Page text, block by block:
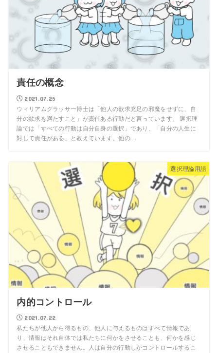
責任の概念
2021.07.25
ウィリアムグラッサー博士は「他人の欲求充足の邪魔をせずに、自
分の欲求を満たすこと」が責任ある行動だと言っています。 選択理
論では「すべての行動は自分自身の選択」であり、「自分の人生に
対して責任がある」と教えています。他の...
選択理論用語
内的コントロール
2021.07.22
私たちが他人から得るもの、他人に与えるものはすべて情報であ
り、情報はそれ自体では私たちに何かをさせることも、何かを感じ
させることもできません。人は自分の行動しかコントロールするこ